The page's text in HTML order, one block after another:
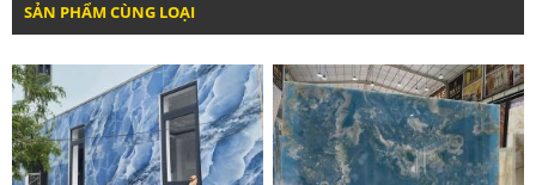
SẢN PHẨM CÙNG LOẠI